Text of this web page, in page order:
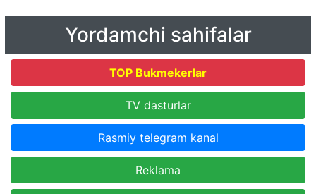
Yordamchi sahifalar
TOP Bukmekerlar
TV dasturlar
Rasmiy telegram kanal
Reklama